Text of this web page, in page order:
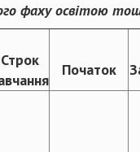
фаху освітою
Строк
Початок